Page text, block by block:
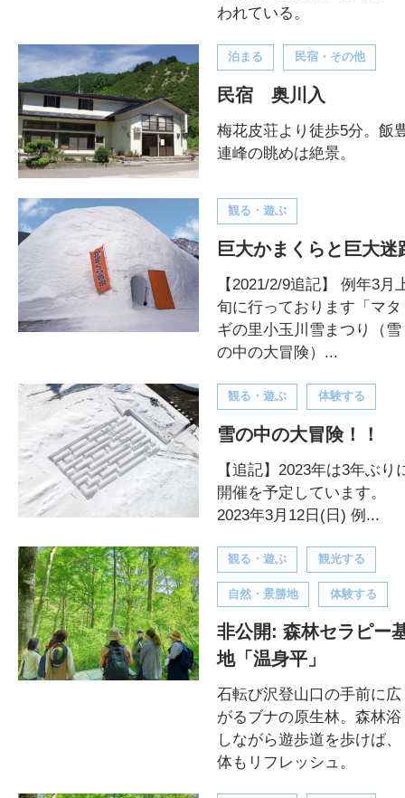
われている。
泊まる 民宿・その他
民宿 奥川入
梅花皮荘より徒歩5分。飯
連峰の眺めは絶景。
観る・遊ぶ
巨大かまくらと巨大迷
【2021/2/9追記】 例年3月
旬に行っております「マタ
ギの里小玉川雪まつり（雪
の中の大冒険）...
観る・遊ぶ 体験する
雪の中の大冒険！！
【追記】2023年は3年ぶり
開催を予定しています。
2023年3月12日(日) 例...
観る・遊ぶ 観光する
自然・景勝地 体験する
非公開: 森林セラピー
地「温身平」
石転び沢登山口の手前に広
がるブナの原生林。森林浴
しながら遊歩道を歩けば、
体もリフレッシュ。